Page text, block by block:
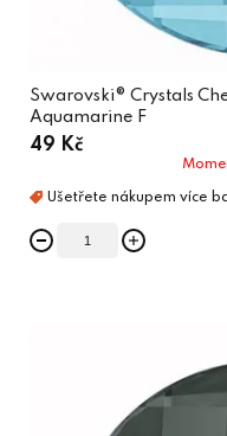
Swarovski® Crystals
Aquamarine F
49 Kč